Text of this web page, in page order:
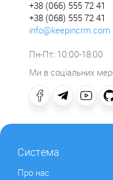
Система
Про нас
+38 (066) 555 72 41
+38 (068) 555 72 41
info@keepincrm.com
Пн-Пт: 10:00-18:00
Ми в соціальних